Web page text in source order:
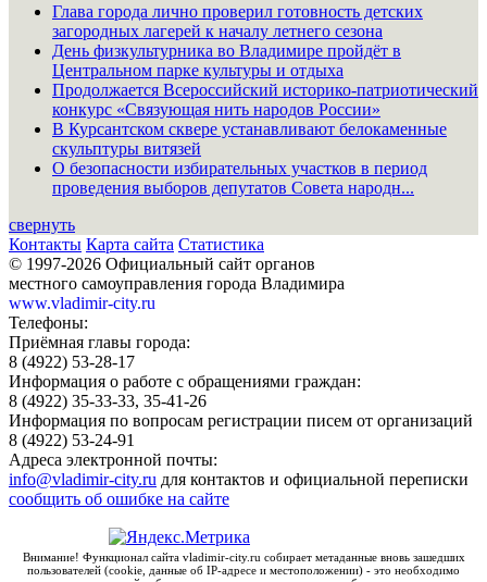
Глава города лично проверил готовность детских
загородных лагерей к началу летнего сезона
День физкультурника во Владимире пройдёт в
Центральном парке культуры и отдыха
Продолжается Всероссийский историко-патриотический
конкурс «Связующая нить народов России»
В Курсантском сквере устанавливают белокаменные
скульптуры витязей
О безопасности избирательных участков в период
проведения выборов депутатов Совета народн...
свернуть
Контакты Карта сайта Статистика
© 1997-2026 Официальный сайт органов
местного самоуправления города Владимира
www.vladimir-city.ru
Телефоны:
Приёмная главы города:
8 (4922) 53-28-17
Информация о работе с обращениями граждан:
8 (4922) 35-33-33, 35-41-26
Информация по вопросам регистрации писем от организаций
8 (4922) 53-24-91
Адреса электронной почты:
info@vladimir-city.ru для контактов и официальной переписки
сообщить об ошибке на сайте
Внимание! Функционал сайта vladimir-city.ru собирает метаданные вновь зашедших
пользователей (cookie, данные об IP-адресе и местоположении) - это необходимо